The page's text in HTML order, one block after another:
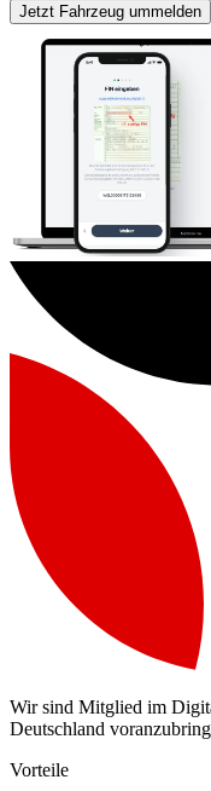
Jetzt Fahrzeug ummelden
Wir sind Mitglied im
Deutschland
Vorteile